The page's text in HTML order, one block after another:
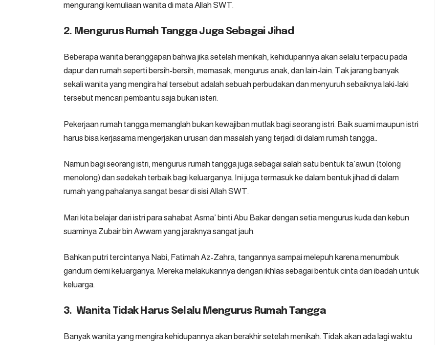
mengurangi kemuliaan wanita di mata Allah SWT.
2. Mengurus Rumah Tangga Juga Sebagai Jihad
Beberapa wanita beranggapan bahwa jika setelah menikah, kehidupannya akan selalu terpacu pada
dapur dan rumah seperti bersih-bersih, memasak, mengurus anak, dan lain-lain. Tak jarang banyak
sekali wanita yang mengira hal tersebut adalah sebuah perbudakan dan menyuruh sebaiknya laki-laki
tersebut mencari pembantu saja bukan isteri.
Pekerjaan rumah tangga memanglah bukan kewajiban mutlak bagi seorang istri. Baik suami maupun istri
harus bisa kerjasama mengerjakan urusan dan masalah yang terjadi di dalam rumah tangga..
Namun bagi seorang istri, mengurus rumah tangga juga sebagai salah satu bentuk ta’awun (tolong
menolong) dan sedekah terbaik bagi keluarganya. Ini juga termasuk ke dalam bentuk jihad di dalam
rumah yang pahalanya sangat besar di sisi Allah SWT.
Mari kita belajar dari istri para sahabat Asma’ binti Abu Bakar dengan setia mengurus kuda dan kebun
suaminya Zubair bin Awwam yang jaraknya sangat jauh.
Bahkan putri tercintanya Nabi, Fatimah Az-Zahra, tangannya sampai melepuh karena menumbuk
gandum demi keluarganya. Mereka melakukannya dengan ikhlas sebagai bentuk cinta dan ibadah untuk
keluarga.
3. Wanita Tidak Harus Selalu Mengurus Rumah Tangga
Banyak wanita yang mengira kehidupannya akan berakhir setelah menikah. Tidak akan ada lagi waktu